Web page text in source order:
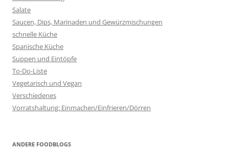
Salate
Saucen, Dips, Marinaden und Gewürzmischungen
schnelle Küche
Spanische Küche
Suppen und Eintöpfe
To-Do-Liste
Vegetarisch und Vegan
Verschiedenes
Vorratshaltung: Einmachen/Einfrieren/Dörren
ANDERE FOODBLOGS